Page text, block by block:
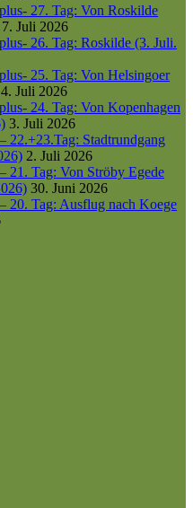
27. Tag: Von Roskilde
7. Juli 2026
26. Tag: Roskilde (3. Juli.
25. Tag: Von Helsingoer
4. Juli 2026
24. Tag: Von Kopenhagen
3. Juli 2026
22.+23.Tag: Stadtrundgang
2. Juli 2026
21. Tag: Von Ströby Egede
30. Juni 2026
20. Tag: Ausflug nach Koege